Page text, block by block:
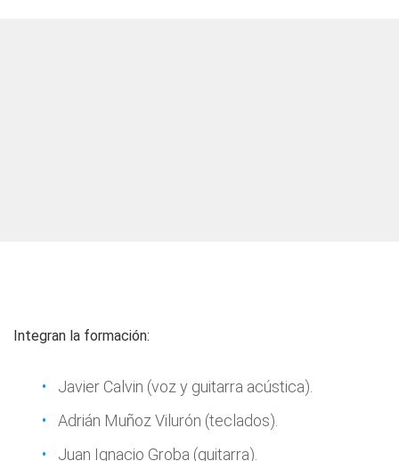
Integran la formación:
Javier Calvin (voz y guitarra acústica).
Adrián Muñoz Vilurón (teclados).
Juan Ignacio Groba (guitarra).